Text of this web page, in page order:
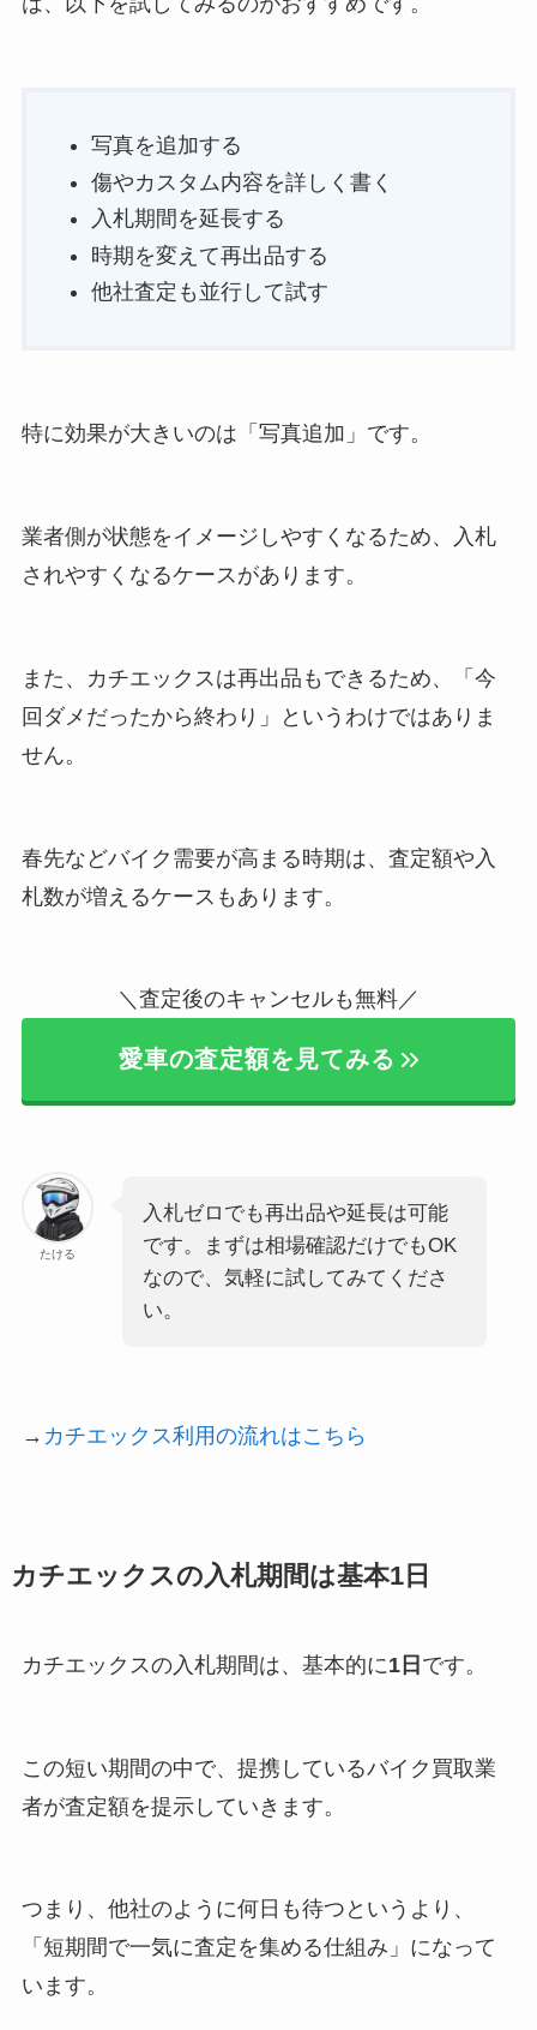
写真を追加する
傷やカスタム内容を詳しく書く
入札期間を延長する
時期を変えて再出品する
他社査定も並行して試す
特に効果が大きいのは「写真追加」です。
業者側が状態をイメージしやすくなるため、入札
されやすくなるケースがあります。
また、カチエックスは再出品もできるため、「今
回ダメだったから終わり」というわけではありま
せん。
春先などバイク需要が高まる時期は、査定額や入
札数が増えるケースもあります。
＼査定後のキャンセルも無料／
愛車の査定額を見てみる
たける
入札ゼロでも再出品や延長は可能
です。まずは相場確認だけでもOK
なので、気軽に試してみてくださ
い。
→ カチエックス利用の流れはこちら
カチエックスの入札期間は基本1日
カチエックスの入札期間は、基本的に1日 です。
この短い期間の中で、提携しているバイク買取業
者が査定額を提示していきます。
つまり、他社のように何日も待つというより、
「短期間で一気に査定を集める仕組み」になって
います。